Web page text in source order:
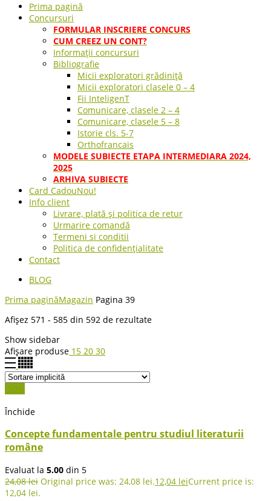
Prima pagină
Concursuri
FORMULAR INSCRIERE CONCURS
CUM CREEZ UN CONT?
Informații concursuri
Bibliografie
Micii exploratori grădiniță
Micii exploratori clasele 0 – 4
Fii InteligenT
Comunicare, clasele 2 – 4
Comunicare, clasele 5 – 8
Istorie cls. 5-7
Orthofrancais
MODELE SUBIECTE ETAPA INTERMEDIARA 2024,
2025
ARHIVA SUBIECTE
Card CadouNou!
Info client
Livrare, plată și politica de retur
Urmarire comandă
Termeni si conditii
Politica de confidențialitate
Contact
BLOG
Prima paginăMagazin Pagina 39
Afișez 571 - 585 din 592 de rezultate
Show sidebar
Afișare produse 15 20 30
-50%
Închide
Concepte fundamentale pentru studiul literaturii
române
Evaluat la 5.00 din 5
24,08lei Original price was: 24,08 lei.12,04 leiCurrent price is:
12,04 lei.